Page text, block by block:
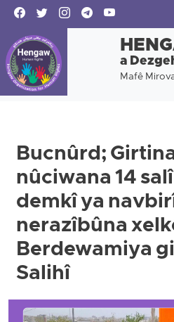
a
Mafê
Bucnûrd;
nûciwana 14
demkî ya
nerazîbûna
Berdewamiya
Salihî